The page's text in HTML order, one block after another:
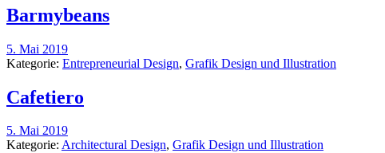
Barmybeans
5. Mai 2019
Kategorie: Entrepreneurial Design, Grafik Design und Illustration
Cafetiero
5. Mai 2019
Kategorie: Architectural Design, Grafik Design und Illustration